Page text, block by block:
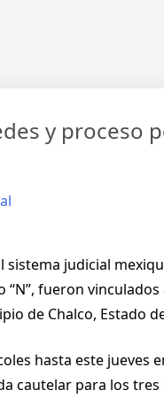
y proceso
judicial
“N”, fueron
de Chalco, Estado
hasta este jueves
para los tres